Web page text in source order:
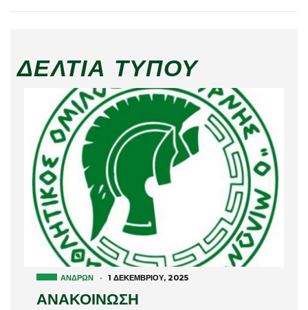
ΔΕΛΤΊΑ ΤΎΠΟΥ
ΑΝΔΡΏΝ · 1 ΔΕΚΕΜΒΡΊΟΥ, 2025
ΑΝΑΚΟΙΝΩΣΗ